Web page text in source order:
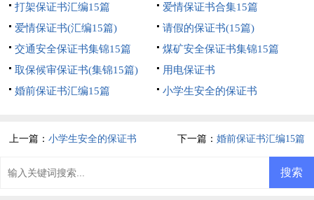
打架保证书汇编15篇
爱情保证书合集15篇
爱情保证书(汇编15篇)
请假的保证书(15篇)
交通安全保证书集锦15篇
煤矿安全保证书集锦15篇
取保候审保证书(集锦15篇)
用电保证书
婚前保证书汇编15篇
小学生安全的保证书
上一篇：小学生安全的保证书 下一篇： 婚前保证书汇编15篇